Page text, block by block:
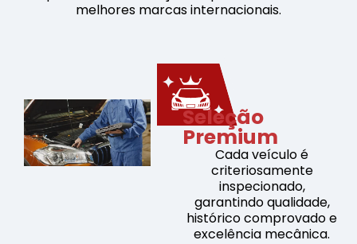
melhores marcas internacionais.
Seleção
Premium
Cada veículo é
criteriosamente
inspecionado,
garantindo qualidade,
histórico comprovado e
excelência mecânica.